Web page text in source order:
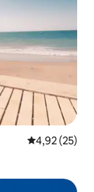
4,92 de uma
4,92 (25)